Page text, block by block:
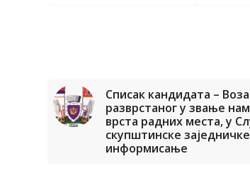
Списак кандидата –
разврстаног у звање
врста радних места, у
скупштинске
информисање